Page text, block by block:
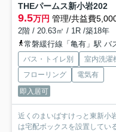
THEパームス新小岩202
9.5万円 管理/共益費
2階 / 20.63㎡ / 1R /築18年
常磐緩行線「亀有」駅 バス24分 京成
バス・トイレ別 室内洗濯
フローリング
電気有
即入居可
近くのまいばすけっと東新小
は宅配ボックスを設置してい